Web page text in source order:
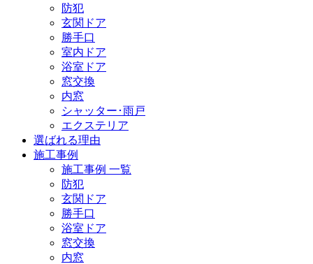
防犯
玄関ドア
勝手口
室内ドア
浴室ドア
窓交換
内窓
シャッター･雨戸
エクステリア
選ばれる理由
施工事例
施工事例 一覧
防犯
玄関ドア
勝手口
浴室ドア
窓交換
内窓